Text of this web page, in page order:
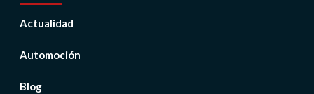
Actualidad
Automoción
Blog